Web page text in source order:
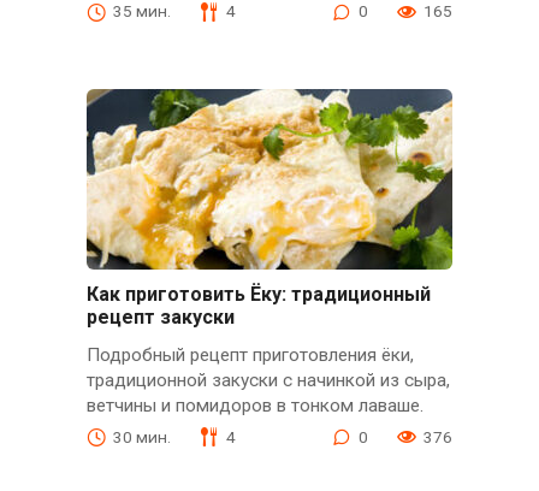
35 мин. 4 0 165
Как приготовить Ёку: традиционный
рецепт закуски
Подробный рецепт приготовления ёки,
традиционной закуски с начинкой из сыра,
ветчины и помидоров в тонком лаваше.
30 мин. 4 0 376